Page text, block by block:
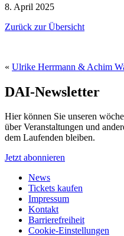
8. April 2025
Zurück zur Übersicht
« Ulrike Herrmann & Achim
DAI-Newsletter
Hier können Sie unseren
über Veranstaltungen und
dem Laufenden bleiben.
Jetzt abonnieren
News
Tickets kaufen
Impressum
Kontakt
Barrierefreiheit
Cookie-Einstellungen